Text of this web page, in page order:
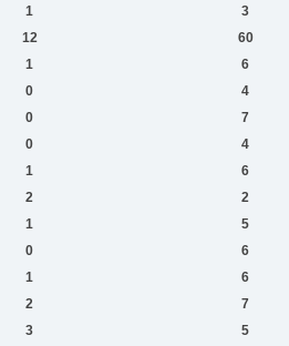
1 3
12 60
1 6
0 4
0 7
0 4
1 6
2 2
1 5
0 6
1 6
2 7
3 5